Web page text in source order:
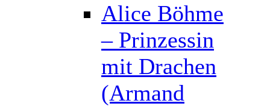
Alice Böhme
– Prinzessin
mit Drachen
(Armand